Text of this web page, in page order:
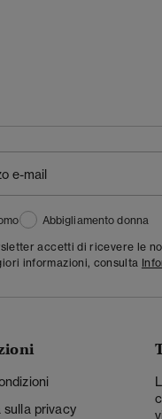
Abbigliamento donna
accetti di ricevere le
informazioni, consulta
sulla privacy